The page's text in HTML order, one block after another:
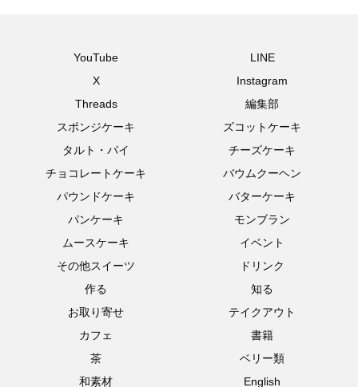
YouTube
LINE
X
Instagram
Threads
編集部
スポンジケーキ
ズコットケーキ
タルト・パイ
チーズケーキ
チョコレートケーキ
バウムクーヘン
パウンドケーキ
バターケーキ
パンケーキ
モンブラン
ムースケーキ
イベント
その他スイーツ
ドリンク
作る
知る
お取り寄せ
テイクアウト
カフェ
書籍
茶
ベリー類
和素材
English